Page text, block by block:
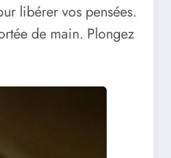
libérer vos pensées.
de main. Plongez